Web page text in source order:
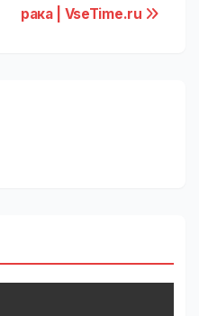
рака | VseTime.ru